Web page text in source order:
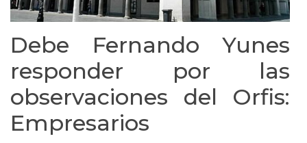
Debe Fernando Yunes
responder por las
observaciones del Orfis:
Empresarios